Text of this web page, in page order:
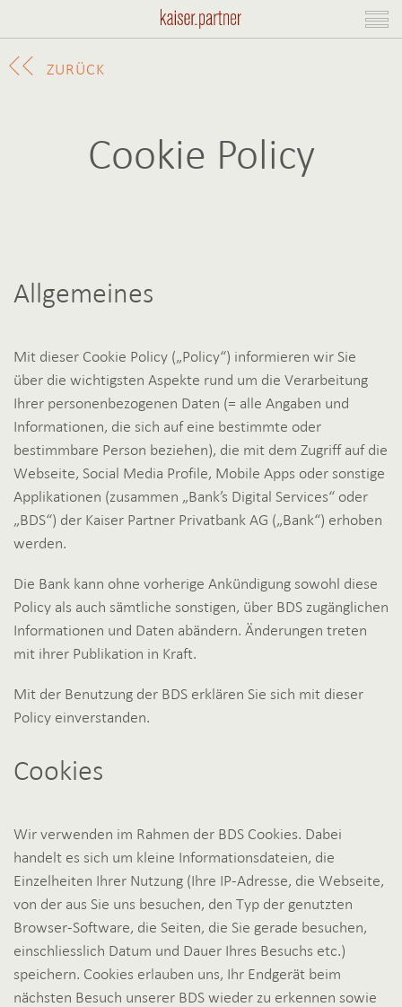
ZURÜCK
Cookie Policy
Allgemeines
Mit dieser Cookie Policy („Policy“) informieren wir Sie
über die wichtigsten Aspekte rund um die Verarbeitung
Ihrer personenbezogenen Daten (= alle Angaben und
Informationen, die sich auf eine bestimmte oder
bestimmbare Person beziehen), die mit dem Zugriff auf die
Webseite, Social Media Profile, Mobile Apps oder sonstige
Applikationen (zusammen „Bank’s Digital Services“ oder
„BDS“) der Kaiser Partner Privatbank AG („Bank“) erhoben
werden.
Die Bank kann ohne vorherige Ankündigung sowohl diese
Policy als auch sämtliche sonstigen, über BDS zugänglichen
Informationen und Daten abändern. Änderungen treten
mit ihrer Publikation in Kraft.
Mit der Benutzung der BDS erklären Sie sich mit dieser
Policy einverstanden.
Cookies
Wir verwenden im Rahmen der BDS Cookies. Dabei
handelt es sich um kleine Informationsdateien, die
Einzelheiten Ihrer Nutzung (Ihre IP-Adresse, die Webseite,
von der aus Sie uns besuchen, den Typ der genutzten
Browser-Software, die Seiten, die Sie gerade besuchen,
einschliesslich Datum und Dauer Ihres Besuchs etc.)
speichern. Cookies erlauben uns, Ihr Endgerät beim
nächsten Besuch unserer BDS wieder zu erkennen sowie